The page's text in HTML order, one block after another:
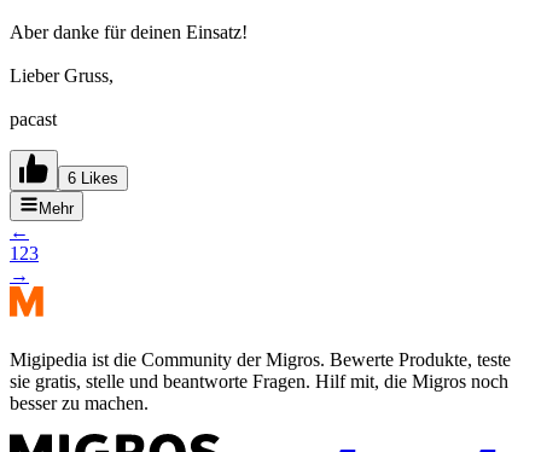
Aber danke für deinen Einsatz!
Lieber Gruss,
pacast
6 Likes
Mehr
←
1 23
→
Migipedia ist die Community der Migros. Bewerte Produkte, teste
sie gratis, stelle und beantworte Fragen. Hilf mit, die Migros noch
besser zu machen.